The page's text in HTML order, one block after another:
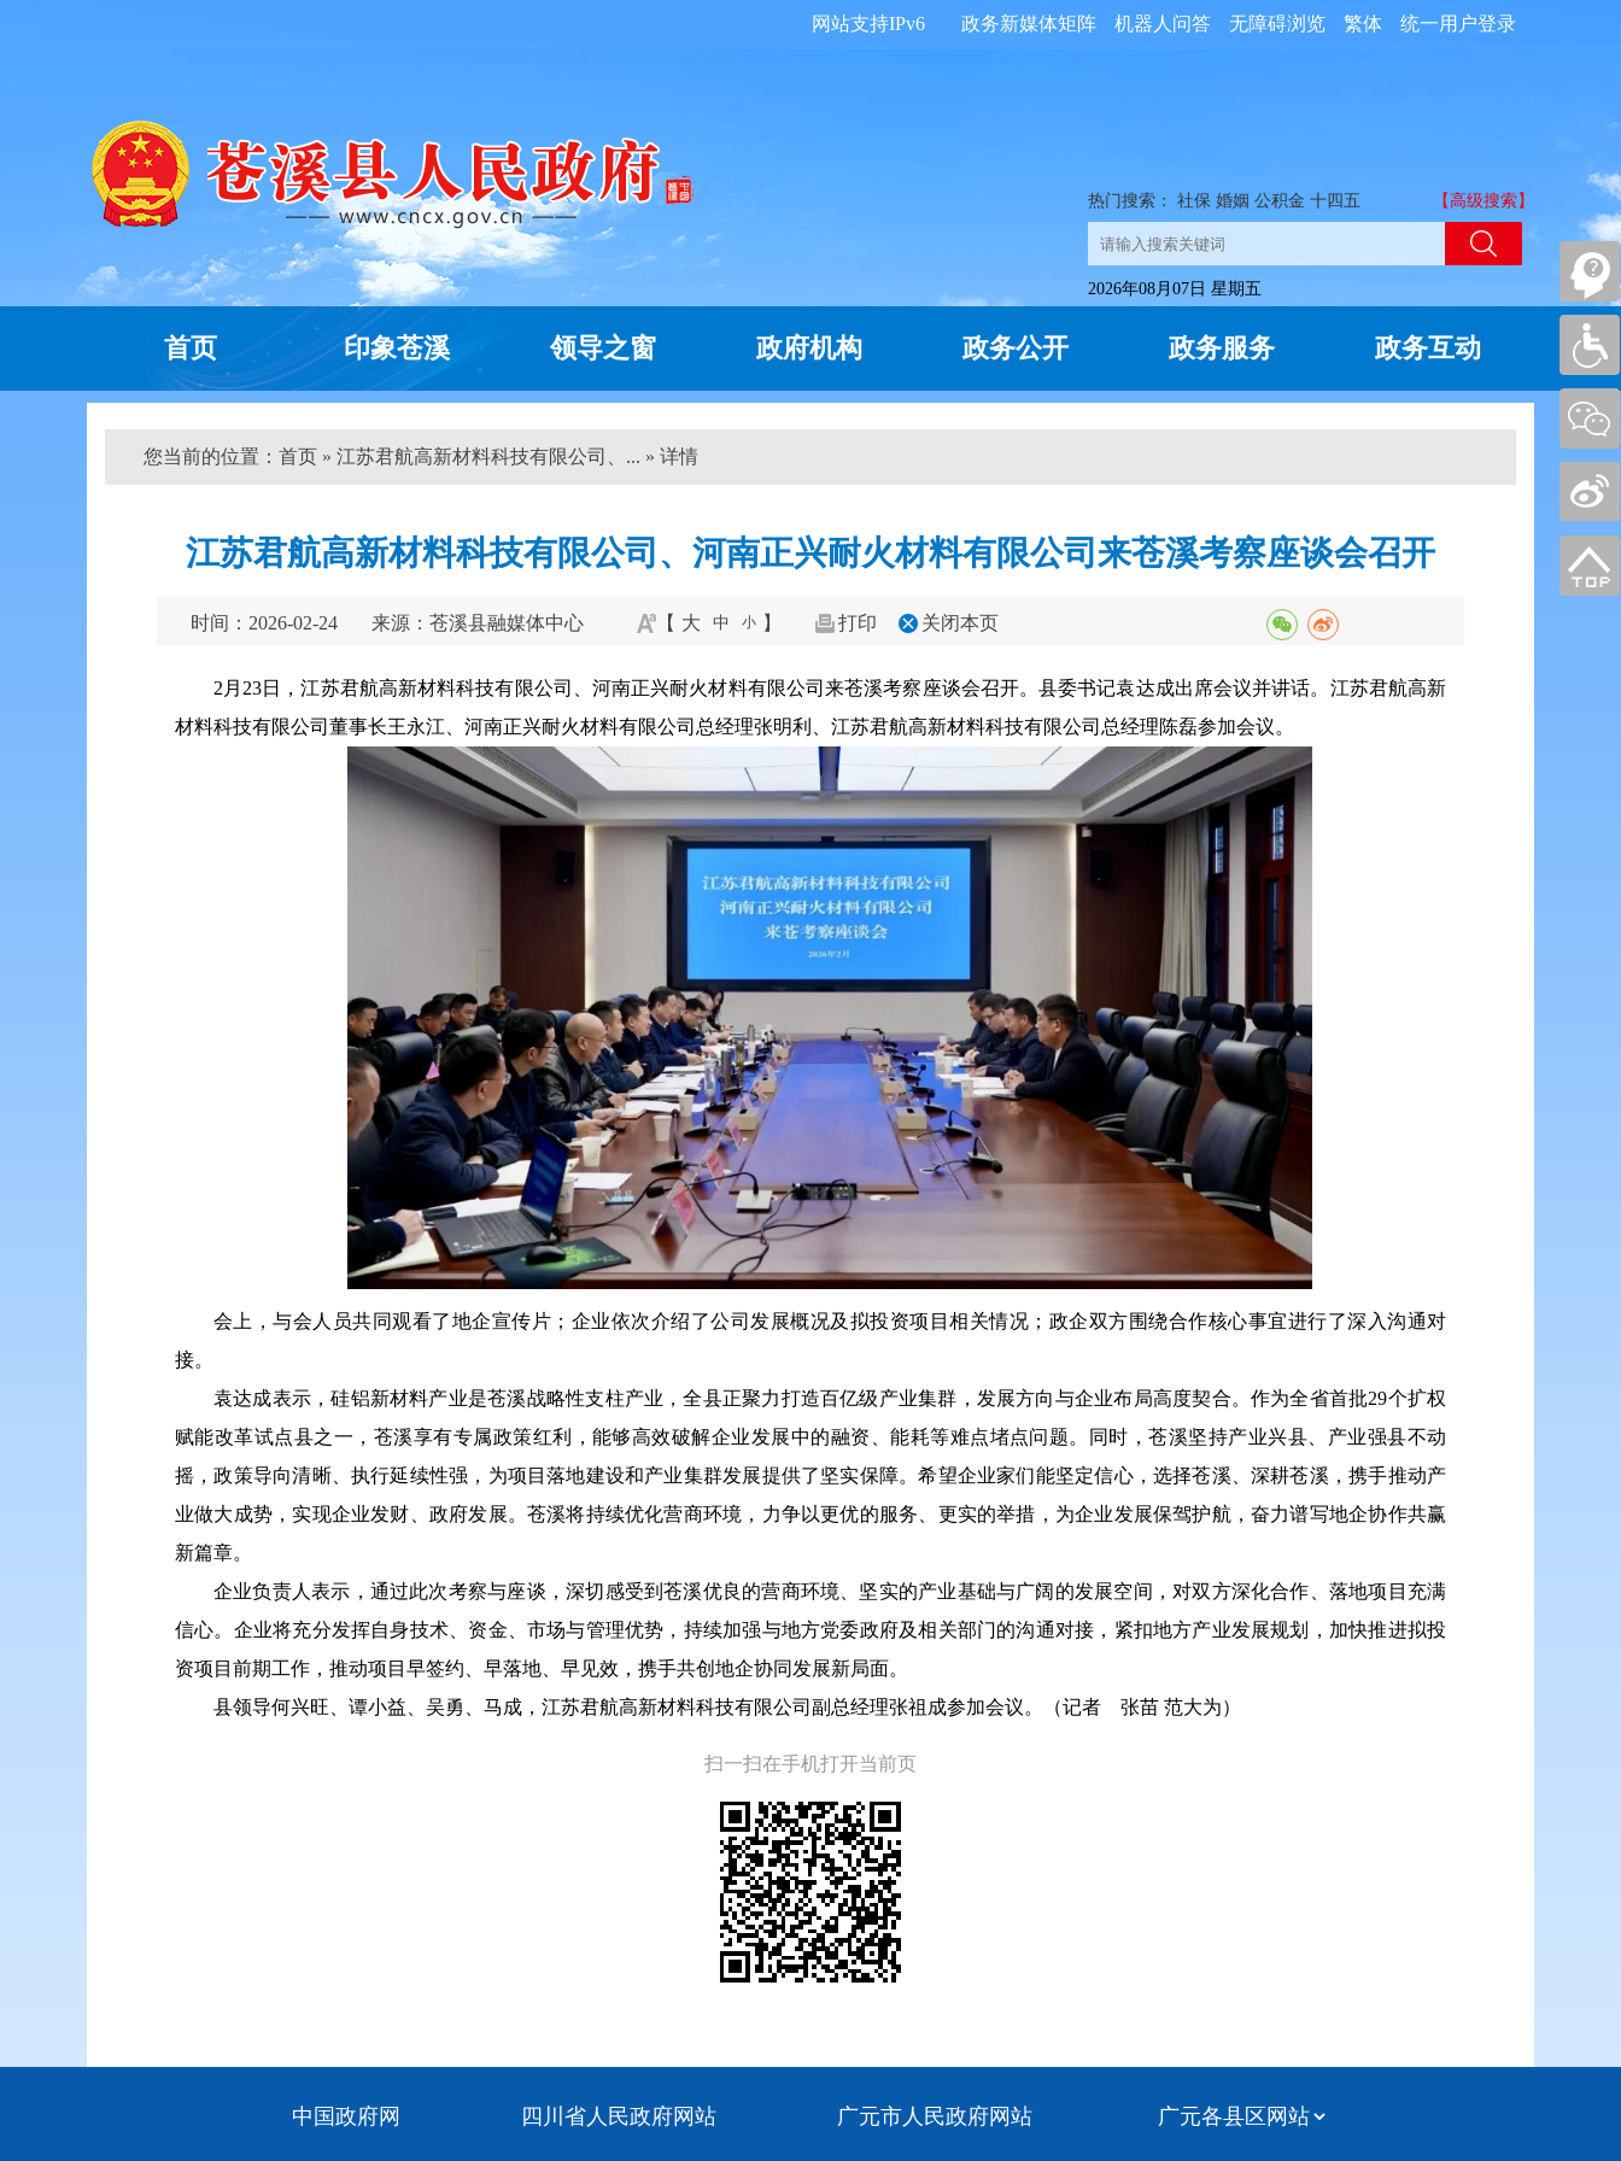
统一用户登录
繁体
无障碍浏览
机器人问答
政务新媒体矩阵
网站支持IPv6
热门搜索： 社保 婚姻 公积金 十四五 【高级搜索】
2026年08月07日 星期五
首页 印象苍溪 领导之窗 政府机构 政务公开 政务服务 政务互动
您当前的位置： 首页 » 江苏君航高新材料科技有限公司、... » 详情
江苏君航高新材料科技有限公司、河南正兴耐火材料有限公司来苍溪考察座谈会召开
时间：2026-02-24 来源：苍溪县融媒体中心 【 大 中 小 】 打印 关闭本页
2月23日，江苏君航高新材料科技有限公司、河南正兴耐火材料有限公司来苍溪考察座谈会召开。县委书记袁达成出席会议并讲话。江苏君航高新
材料科技有限公司董事长王永江、河南正兴耐火材料有限公司总经理张明利、江苏君航高新材料科技有限公司总经理陈磊参加会议。
会上，与会人员共同观看了地企宣传片；企业依次介绍了公司发展概况及拟投资项目相关情况；政企双方围绕合作核心事宜进行了深入沟通对
接。
袁达成表示，硅铝新材料产业是苍溪战略性支柱产业，全县正聚力打造百亿级产业集群，发展方向与企业布局高度契合。作为全省首批29个扩权
赋能改革试点县之一，苍溪享有专属政策红利，能够高效破解企业发展中的融资、能耗等难点堵点问题。同时，苍溪坚持产业兴县、产业强县不动
摇，政策导向清晰、执行延续性强，为项目落地建设和产业集群发展提供了坚实保障。希望企业家们能坚定信心，选择苍溪、深耕苍溪，携手推动产
业做大成势，实现企业发财、政府发展。苍溪将持续优化营商环境，力争以更优的服务、更实的举措，为企业发展保驾护航，奋力谱写地企协作共赢
新篇章。
企业负责人表示，通过此次考察与座谈，深切感受到苍溪优良的营商环境、坚实的产业基础与广阔的发展空间，对双方深化合作、落地项目充满
信心。企业将充分发挥自身技术、资金、市场与管理优势，持续加强与地方党委政府及相关部门的沟通对接，紧扣地方产业发展规划，加快推进拟投
资项目前期工作，推动项目早签约、早落地、早见效，携手共创地企协同发展新局面。
县领导何兴旺、谭小益、吴勇、马成，江苏君航高新材料科技有限公司副总经理张祖成参加会议。
（记者 张苗 范大为）
扫一扫在手机打开当前页
中国政府网 四川省人民政府网站 广元市人民政府网站